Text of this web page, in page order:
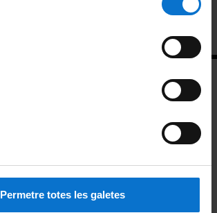
Permetre totes les galetes
1